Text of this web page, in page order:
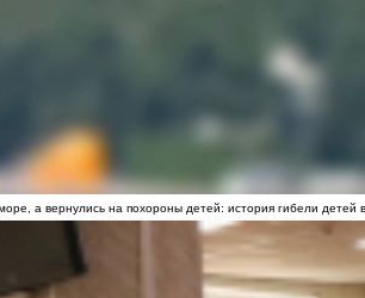
а вернулись на похороны детей: история гибели детей